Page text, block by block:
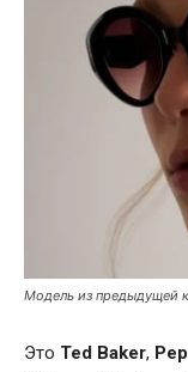
Модель из предыдущей
Это Ted Baker,